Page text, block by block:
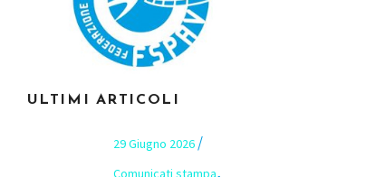
ULTIMI ARTICOLI
29 Giugno 2026
,